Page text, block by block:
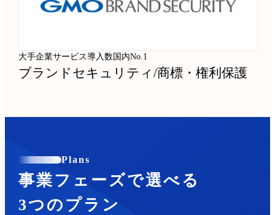
大手企業サービス導入数国内No.1
ブランドセキュリティ/商標・権利保護
Plans
事業フェーズで選べる
3つのプラン